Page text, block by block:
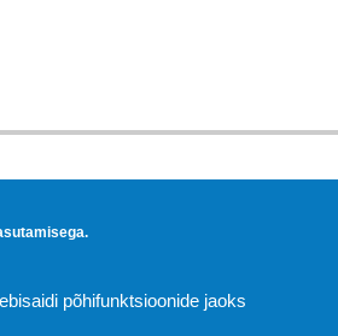
Uudised Abi
põhifunktsioonide jaoks